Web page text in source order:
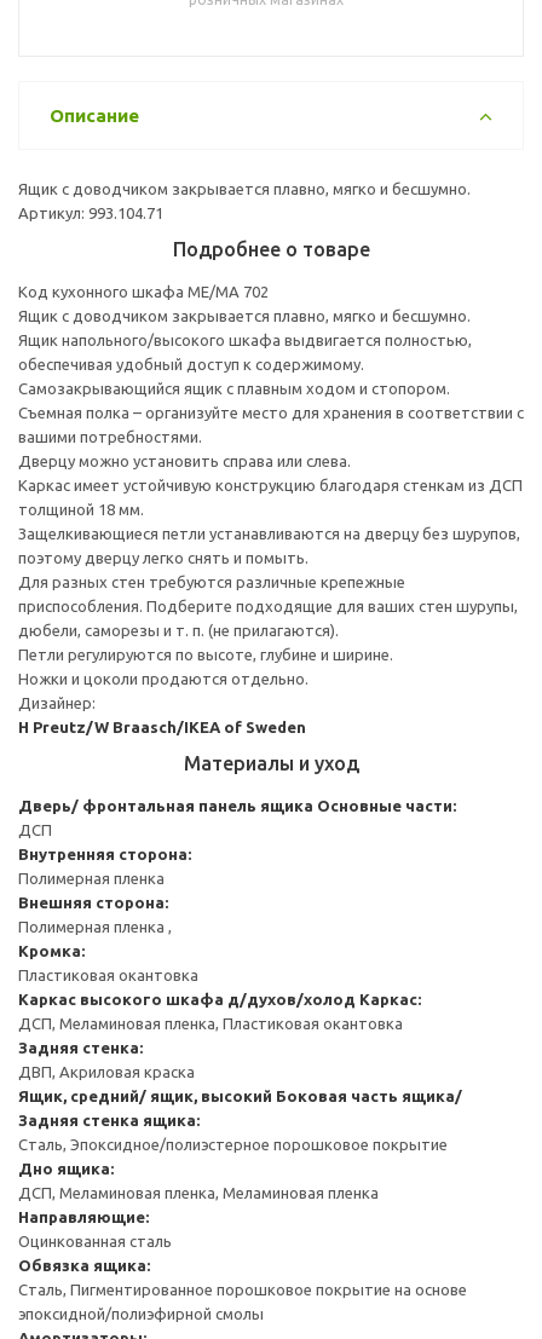
Описание
Ящик с доводчиком закрывается плавно, мягко и бесшумно.
Артикул: 993.104.71
Подробнее о товаре
Код кухонного шкафа ME/MA 702
Ящик с доводчиком закрывается плавно, мягко и бесшумно.
Ящик напольного/высокого шкафа выдвигается полностью,
обеспечивая удобный доступ к содержимому.
Cамозакрывающийся ящик с плавным ходом и стопором.
Съемная полка – организуйте место для хранения в соответствии с
вашими потребностями.
Дверцу можно установить справа или слева.
Каркас имеет устойчивую конструкцию благодаря стенкам из ДСП
толщиной 18 мм.
Защелкивающиеся петли устанавливаются на дверцу без шурупов,
поэтому дверцу легко снять и помыть.
Для разных стен требуются различные крепежные
приспособления. Подберите подходящие для ваших стен шурупы,
дюбели, саморезы и т. п. (не прилагаются).
Петли регулируются по высоте, глубине и ширине.
Ножки и цоколи продаются отдельно.
Дизайнер:
H Preutz/W Braasch/IKEA of Sweden
Материалы и уход
Дверь/ фронтальная панель ящика Основные части:
ДСП
Внутренняя сторона:
Полимерная пленка
Внешняя сторона:
Полимерная пленка ,
Кромка:
Пластиковая окантовка
Каркас высокого шкафа д/духов/холод Каркас:
ДСП, Меламиновая пленка, Пластиковая окантовка
Задняя стенка:
ДВП, Акриловая краска
Ящик, средний/ ящик, высокий Боковая часть ящика/
Задняя стенка ящика:
Сталь, Эпоксидное/полиэстерное порошковое покрытие
Дно ящика:
ДСП, Меламиновая пленка, Меламиновая пленка
Направляющие:
Оцинкованная сталь
Обвязка ящика:
Сталь, Пигментированное порошковое покрытие на основе
эпоксидной/полиэфирной смолы